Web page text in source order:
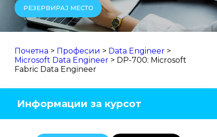
РЕЗЕРВИРАЈ МЕСТО
Почетна > Професии > Data Engineer >
Microsoft Data Engineer > DP-700: Microsoft
Fabric Data Engineer
Информации за курсот